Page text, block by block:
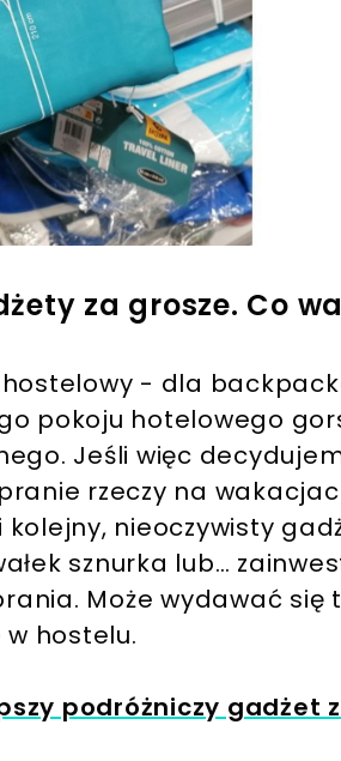
za grosze. Co
- dla
pokoju hotelowego
Jeśli więc
rzeczy na
nieoczywisty
sznurka lub…
Może wydawać się
hostelu.
podróżniczy gadżet